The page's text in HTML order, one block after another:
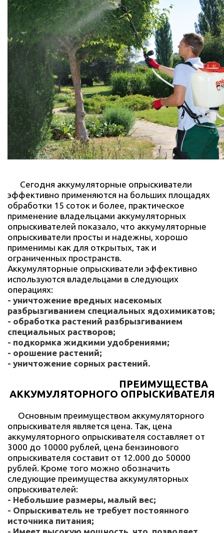
Сегодня аккумуляторные опрыскиватели
эффективно применяются на больших площадях
обработки 15 соток и более, практическое
применение владельцами аккумуляторных
опрыскивателей показало, что аккумуляторные
опрыскиватели просты и надежны, хорошо
применимы как для открытых, так и
ограниченных пространств.
Аккумуляторные опрыскиватели эффективно
используются владельцами в следующих
операциях:
- уничтожение вредных насекомых
разбрызгиванием специальных ядохимикатов;
- обработка растений разбрызгиванием
специальных растворов;
- подкормка жидкими удобрениями;
- орошение растений;
- уничтожение сорных растений.
ПРЕИМУЩЕСТВА
АККУМУЛЯТОРНОГО ОПРЫСКИВАТЕЛЯ
Основным преимуществом аккумуляторного
опрыскивателя является цена. Так, цена
аккумуляторного опрыскивателя составляет от
3000 до 10000 рублей, цена бензинового
опрыскивателя составит от 12.000 до 50000
рублей. Кроме того можно обозначить
следующие преимущества аккумуляторных
опрыскивателей:
- Небольшие размеры, малый вес;
- Опрыскиватель не требует постоянного
источника питания;